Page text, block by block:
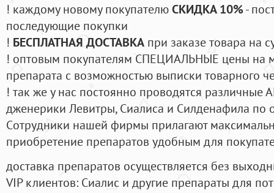
! каждому новому покупателюСКИДКА 10%-
последующие покупки
! БЕСПЛАТНАЯ ДОСТАВКА при заказе товара на
! оптовым покупателям СПЕЦИАЛЬНЫЕ цены на
препарата с возможностью выписки товарного
! так же у нас постоянно проводятся
дженерики Левитры, Сиалиса и Силденафила по
Cотрудники нашей фирмы прилагают
приобретение препаратов удобным для
доставка препаратов осуществляется без
VIP клиентов: Сиалис и другие препараты для